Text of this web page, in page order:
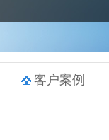
客户案例